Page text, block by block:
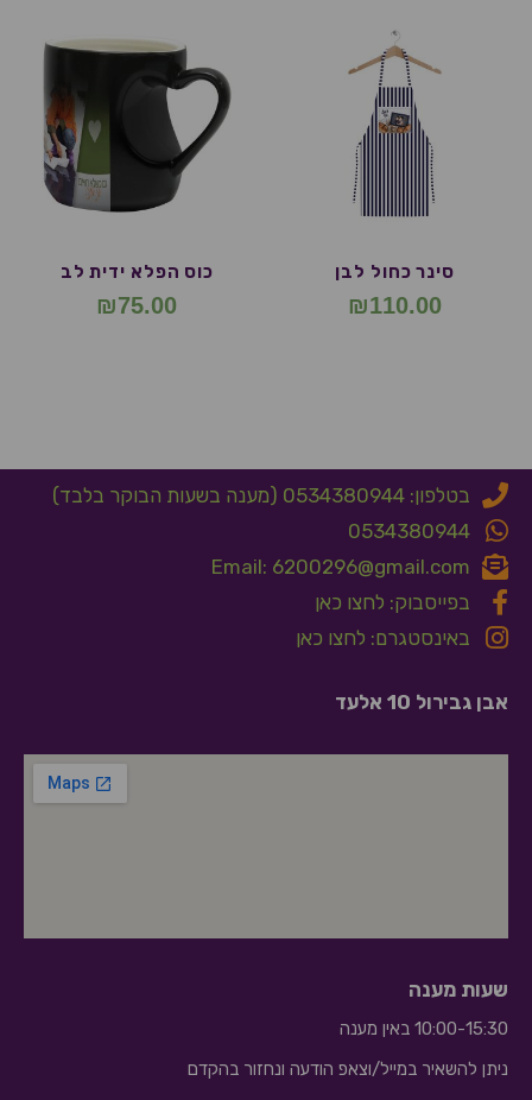
סינר כחול לבן
₪110.00
כוס הפלא ידית לב
₪75.00
בטלפון: 0534380944 (מענה בשעות הבוקר בלבד)
0534380944
Email: 6200296@gmail.com
בפייסבוק: לחצו כאן
באינסטגרם: לחצו כאן
אבן גבירול 10 אלעד
שעות מענה
10:00-15:30 באין מענה
ניתן להשאיר במייל/וצאפ הודעה ונחזור בהקדם